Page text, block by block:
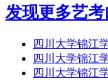
发现更多艺
四川大学锦江
四川大学锦江
四川大学锦江